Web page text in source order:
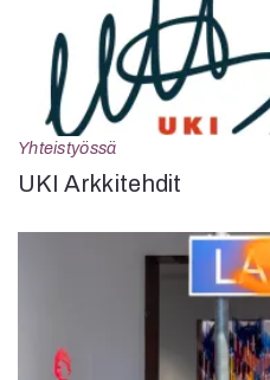
Yhteistyössä
UKI Arkkitehdit